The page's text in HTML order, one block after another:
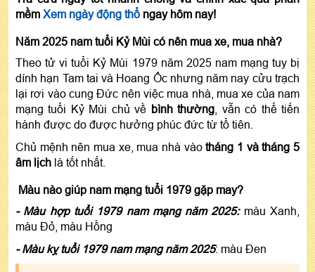
mềm Xem ngày động thổ ngay hôm nay!
Năm 2025 nam tuổi Kỷ Mùi có nên mua xe, mua nhà?
Theo tử vi tuổi Kỷ Mùi 1979 năm 2025 nam mạng tuy bị
dính hạn Tam tai và Hoang Ốc nhưng năm nay cửu trạch
lại rơi vào cung Đức nên việc mua nhà, mua xe của nam
mạng tuổi Kỷ Mùi chủ về bình thường , vẫn có thể tiến
hành được do được hưởng phúc đức từ tổ tiên.
Chủ mệnh nên mua xe, mua nhà vàotháng 1 và tháng 5
âm lịch là tốt nhất.
Màu nào giúp nam mạng tuổi 1979 gặp may?
- Màu hợp tuổi 1979 nam mạng năm 2025: màu Xanh,
màu Đỏ, màu Hồng
- Màu kỵ tuổi 1979 nam mạng năm 2025: màu Đen